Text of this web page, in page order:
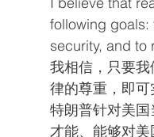
following goals:
security, and to
我相信，只要
律的尊重，即可
特朗普针对美
才能、能够对